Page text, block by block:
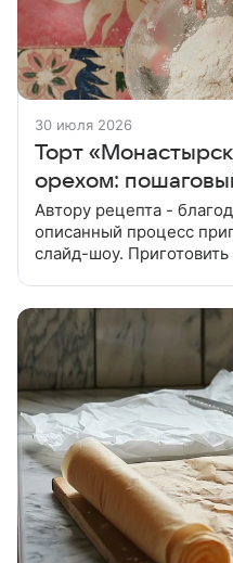
30 июля 2026
Торт
орехом:
Автору рецепта -
описанный процесс
слайд-шоу.